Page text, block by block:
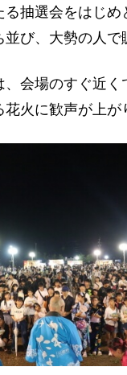
る抽選会をはじめ
び、大勢の人で
、会場のすぐ近く
火に歓声が上が